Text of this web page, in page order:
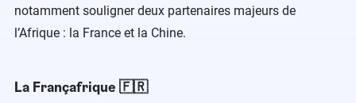
notamment souligner deux partenaires majeurs de
l’Afrique : la France et la Chine.
La Françafrique 🇫🇷